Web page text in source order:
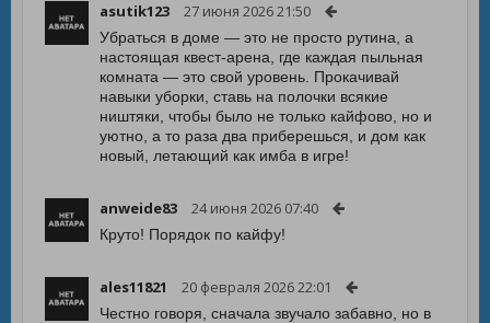
asutik123 27 июня 2026 21:50
Убраться в доме — это не просто рутина, а
настоящая квест-арена, где каждая пыльная
комната — это свой уровень. Прокачивай
навыки уборки, ставь на полочки всякие
ништяки, чтобы было не только кайфово, но и
уютно, а то раза два приберешься, и дом как
новый, летающий как имба в игре!
anweide83 24 июня 2026 07:40
Круто! Порядок по кайфу!
ales11821 20 февраля 2026 22:01
Честно говоря, сначала звучало забавно, но в